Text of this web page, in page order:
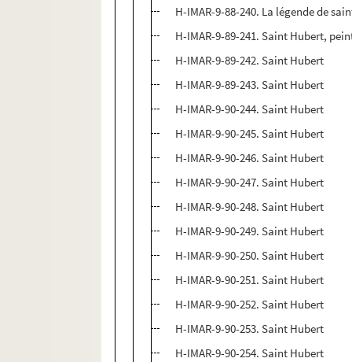
H-IMAR-9-88-240. La légende de
H-IMAR-9-89-241. Saint Hubert,
H-IMAR-9-89-242. Saint Hubert
H-IMAR-9-89-243. Saint Hubert
H-IMAR-9-90-244. Saint Hubert
H-IMAR-9-90-245. Saint Hubert
H-IMAR-9-90-246. Saint Hubert
H-IMAR-9-90-247. Saint Hubert
H-IMAR-9-90-248. Saint Hubert
H-IMAR-9-90-249. Saint Hubert
H-IMAR-9-90-250. Saint Hubert
H-IMAR-9-90-251. Saint Hubert
H-IMAR-9-90-252. Saint Hubert
H-IMAR-9-90-253. Saint Hubert
H-IMAR-9-90-254. Saint Hubert